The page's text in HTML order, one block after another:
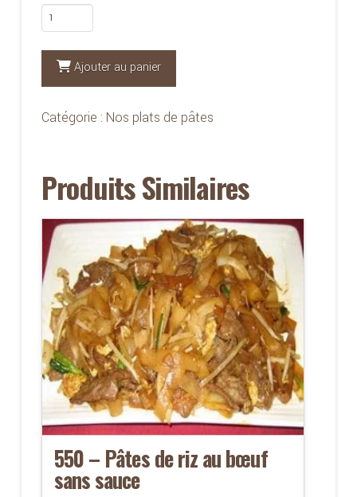
quantité
538
-
Vermicelles
et
nems
Ajouter au panier
Catégorie : Nos plats de pâtes
Produits Similaires
550 – Pâtes de riz au bœuf
sans sauce